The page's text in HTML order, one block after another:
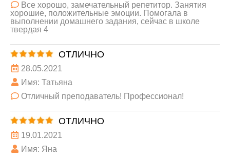
Все хорошо, замечательный репетитор. Занятия
хорошие, положительные эмоции. Помогала в
выполнении домашнего задания, сейчас в школе
твердая 4
ОТЛИЧНО
28.05.2021
Имя: Татьяна
Отличный преподаватель! Профессионал!
ОТЛИЧНО
19.01.2021
Имя: Яна